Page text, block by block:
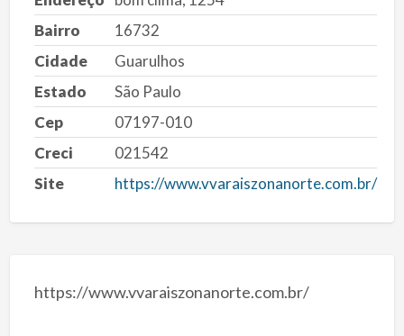
Bairro
16732
Cidade
Guarulhos
Estado
São Paulo
Cep
07197-010
Creci
021542
Site
https://www.vvaraiszonanorte.com.br/
https://www.vvaraiszonanorte.com.br/